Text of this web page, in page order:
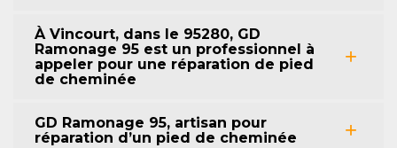
À Vincourt, dans le 95280, GD
Ramonage 95 est un professionnel à
appeler pour une réparation de pied
de cheminée
GD Ramonage 95, artisan pour
réparation d’un pied de cheminée